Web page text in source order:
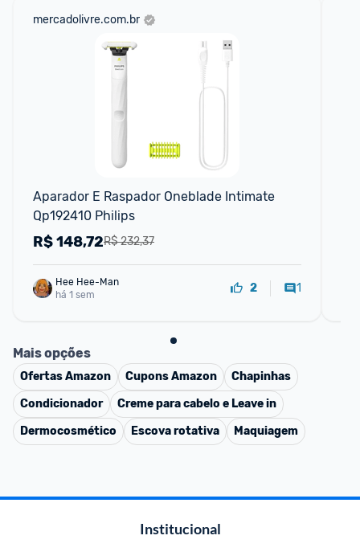
mercadolivre.com.br
Aparador E Raspador Oneblade Intimate
Qp192410 Philips
R$ 232,37
R$148,72
Hee Hee-Man
há 1 sem
2 1
Mais opções
OfertasAmazon CuponsAmazon
Chapinhas
Condicionador
Creme para cabelo e Leave in
Dermocosmético
Escova rotativa Maquiagem
Institucional